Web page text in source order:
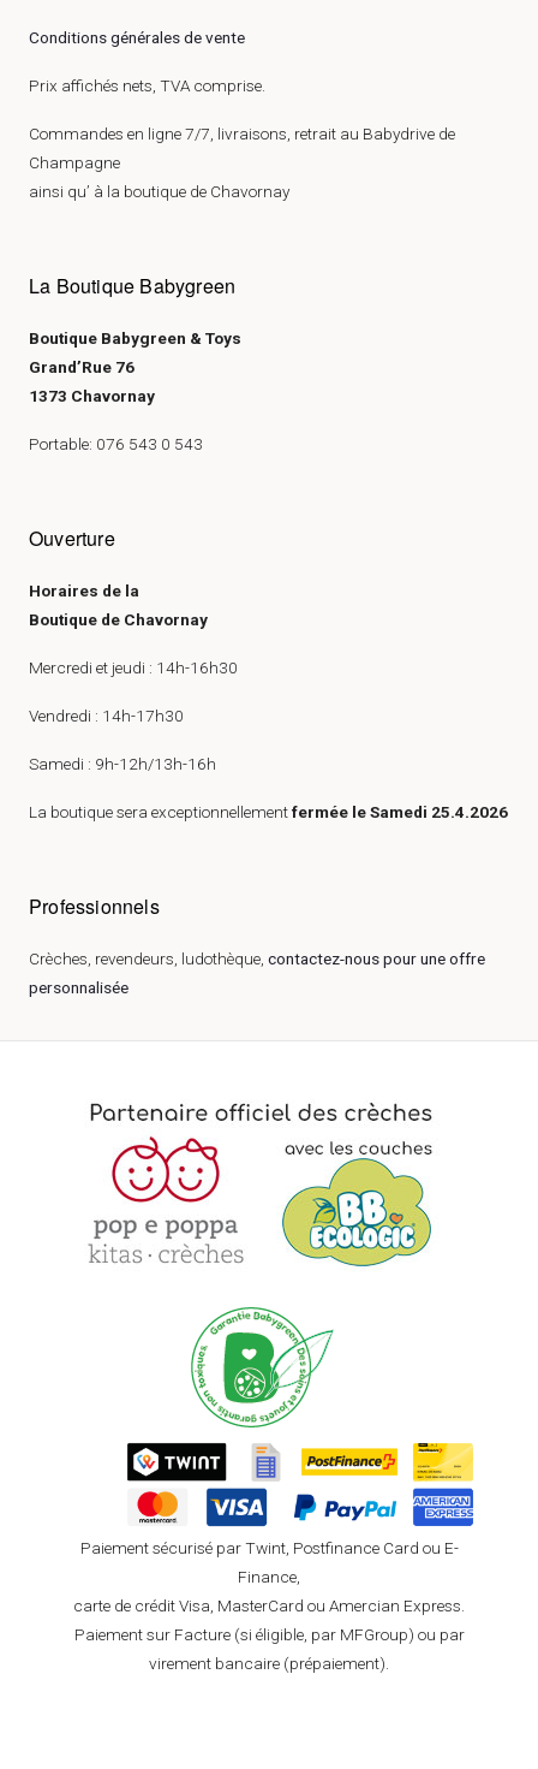
Conditions générales de vente
Prix affichés nets, TVA comprise.
Commandes en ligne 7/7, livraisons, retrait au Babydrive de
Champagne
ainsi qu’ à la boutique de Chavornay
La Boutique Babygreen
Boutique Babygreen & Toys
Grand’Rue 76
1373 Chavornay
Portable: 076 543 0 543
Ouverture
Horaires de la
Boutique de Chavornay
Mercredi et jeudi : 14h-16h30
Vendredi : 14h-17h30
Samedi : 9h-12h/13h-16h
La boutique sera exceptionnellementfermée le Samedi 25.4.2026
Professionnels
Crèches, revendeurs, ludothèque, contactez-nous pour une offre
personnalisée
Paiement sécurisé par Twint, Postfinance Card ou E-
Finance,
carte de crédit Visa, MasterCard ou Amercian Express.
Paiement sur Facture (si éligible, par MFGroup) ou par
virement bancaire (prépaiement).